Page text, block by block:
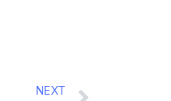
NEXT